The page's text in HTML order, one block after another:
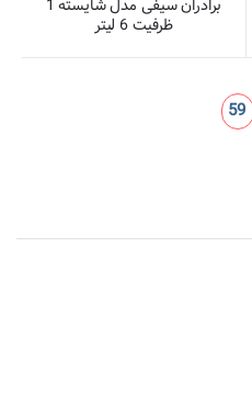
برادران سیفی مدل شایسته 1
ظرفیت 6 لیتر
59